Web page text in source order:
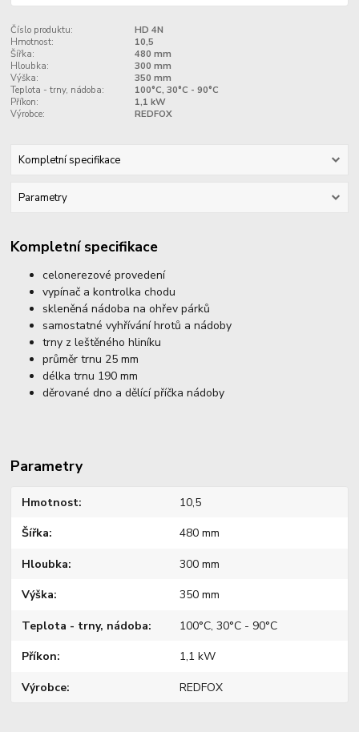
Číslo produktu:
HD 4N
Hmotnost:
10,5
Šířka:
480 mm
Hloubka:
300 mm
Výška:
350 mm
Teplota - trny, nádoba:
100°C, 30°C - 90°C
Příkon:
1,1 kW
Výrobce:
REDFOX
Kompletní specifikace
Parametry
Kompletní specifikace
celonerezové provedení
vypínač a kontrolka chodu
skleněná nádoba na ohřev párků
samostatné vyhřívání hrotů a nádoby
trny z leštěného hliníku
průměr trnu 25 mm
délka trnu 190 mm
děrované dno a dělící příčka nádoby
Parametry
Hmotnost 10,5
Šířka 480 mm
Hloubka 300 mm
Výška 350 mm
Teplota - trny, nádoba 100°C, 30°C - 90°C
Příkon 1,1 kW
Výrobce REDFOX